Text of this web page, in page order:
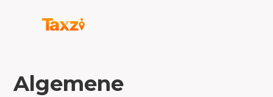
Algemene